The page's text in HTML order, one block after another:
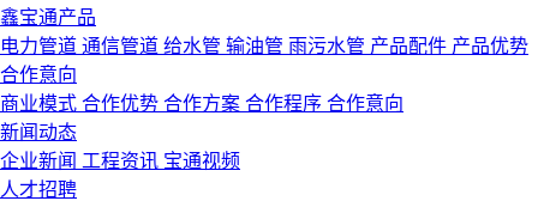
鑫宝通产品
电力管道 通信管道 给水管 输油管 雨污水管 产品配件 产品优势
合作意向
商业模式 合作优势 合作方案 合作程序 合作意向
新闻动态
企业新闻 工程资讯 宝通视频
人才招聘